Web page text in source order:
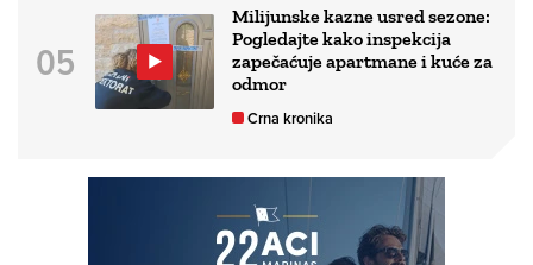
Milijunske kazne usred sezone:
Pogledajte kako inspekcija
zapečaćuje apartmane i kuće za
odmor
Crna kronika